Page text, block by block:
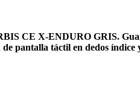
CE X-ENDURO GRIS.
pantalla táctil en dedos índice